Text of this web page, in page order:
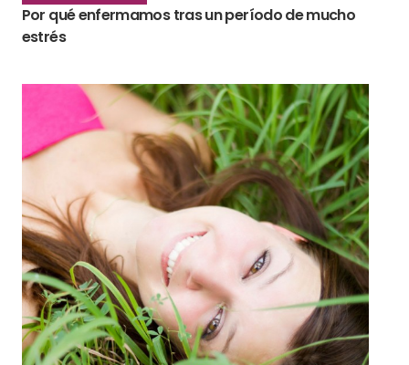
Por qué enfermamos tras un período de mucho
estrés